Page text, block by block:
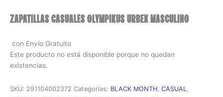
ZAPATILLAS CASUALES OLYMPIKUS URBEX MASCULINO
con Envío Gratuito
Este producto no está disponible porque no quedan
existencias.
SKU: 291104002372 Categorías: BLACK MONTH, CASUAL,